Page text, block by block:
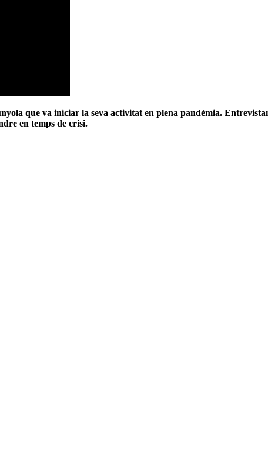
que va iniciar la seva activitat en plena pandèmia.
en temps de crisi.